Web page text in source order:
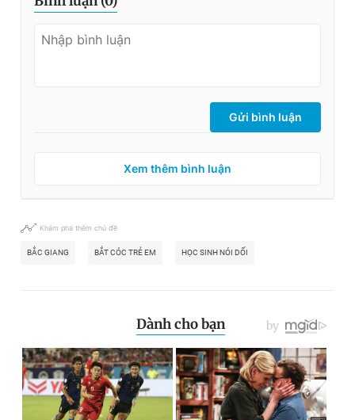
Gửi bình luận
Xem thêm bình luận
Khám phá thêm chủ đề
BẮC GIANG BẮT CÓC TRẺ EM HỌC SINH NÓI DỐI